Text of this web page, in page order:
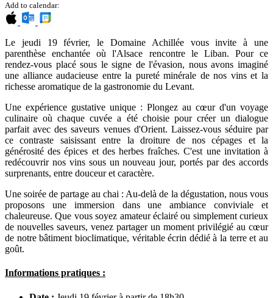
Add to calendar:
Le jeudi 19 février, le Domaine Achillée vous invite à une
parenthèse enchantée où l'Alsace rencontre le Liban. Pour ce
rendez-vous placé sous le signe de l'évasion, nous avons imaginé
une alliance audacieuse entre la pureté minérale de nos vins et la
richesse aromatique de la gastronomie du Levant.
Une expérience gustative unique : Plongez au cœur d'un voyage
culinaire où chaque cuvée a été choisie pour créer un dialogue
parfait avec des saveurs venues d'Orient. Laissez-vous séduire par
ce contraste saisissant entre la droiture de nos cépages et la
générosité des épices et des herbes fraîches. C'est une invitation à
redécouvrir nos vins sous un nouveau jour, portés par des accords
surprenants, entre douceur et caractère.
Une soirée de partage au chai : Au-delà de la dégustation, nous vous
proposons une immersion dans une ambiance conviviale et
chaleureuse. Que vous soyez amateur éclairé ou simplement curieux
de nouvelles saveurs, venez partager un moment privilégié au cœur
de notre bâtiment bioclimatique, véritable écrin dédié à la terre et au
goût.
Informations pratiques :